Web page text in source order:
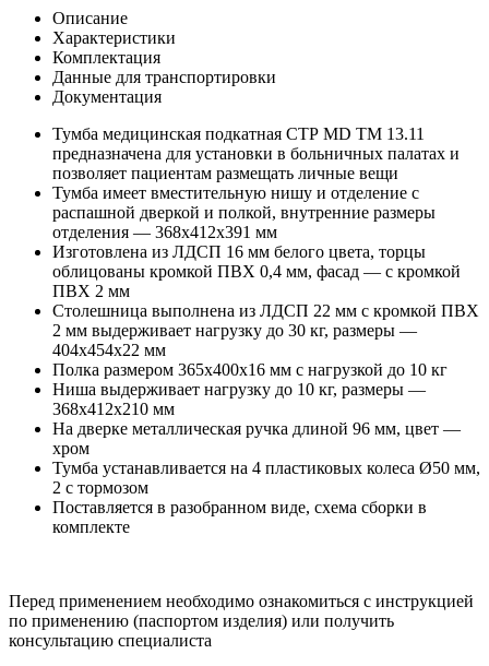
Описание
Характеристики
Комплектация
Данные для транспортировки
Документация
Тумба медицинская подкатная СТР MD TM 13.11
предназначена для установки в больничных палатах и
позволяет пациентам размещать личные вещи
Тумба имеет вместительную нишу и отделение с
распашной дверкой и полкой, внутренние размеры
отделения — 368x412x391 мм
Изготовлена из ЛДСП 16 мм белого цвета, торцы
облицованы кромкой ПВХ 0,4 мм, фасад — с кромкой
ПВХ 2 мм
Столешница выполнена из ЛДСП 22 мм с кромкой ПВХ
2 мм выдерживает нагрузку до 30 кг, размеры —
404x454x22 мм
Полка размером 365x400x16 мм с нагрузкой до 10 кг
Ниша выдерживает нагрузку до 10 кг, размеры —
368x412x210 мм
На дверке металлическая ручка длиной 96 мм, цвет —
хром
Тумба устанавливается на 4 пластиковых колеса Ø50 мм,
2 с тормозом
Поставляется в разобранном виде, схема сборки в
комплекте
Перед применением необходимо ознакомиться с инструкцией
по применению (паспортом изделия) или получить
консультацию специалиста